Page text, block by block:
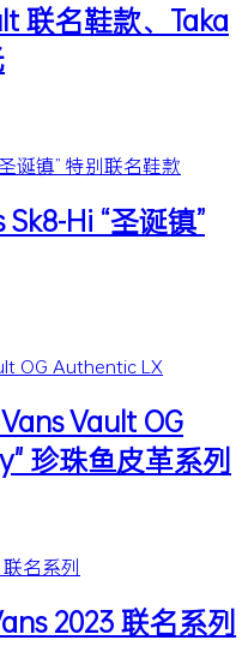
联名鞋款、Taka
Hi “圣诞镇”
Vault OG
珍珠鱼皮革系列
2023 联名系列